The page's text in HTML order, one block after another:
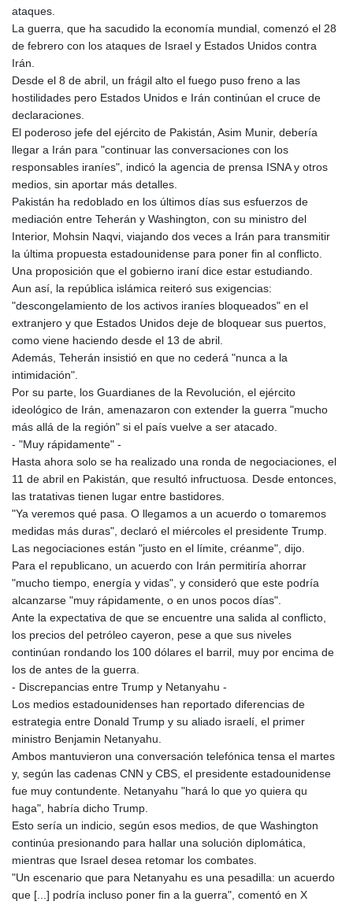
ataques.
La guerra, que ha sacudido la economía mundial, comenzó el 28
de febrero con los ataques de Israel y Estados Unidos contra
Irán.
Desde el 8 de abril, un frágil alto el fuego puso freno a las
hostilidades pero Estados Unidos e Irán continúan el cruce de
declaraciones.
El poderoso jefe del ejército de Pakistán, Asim Munir, debería
llegar a Irán para "continuar las conversaciones con los
responsables iraníes", indicó la agencia de prensa ISNA y otros
medios, sin aportar más detalles.
Pakistán ha redoblado en los últimos días sus esfuerzos de
mediación entre Teherán y Washington, con su ministro del
Interior, Mohsin Naqvi, viajando dos veces a Irán para transmitir
la última propuesta estadounidense para poner fin al conflicto.
Una proposición que el gobierno iraní dice estar estudiando.
Aun así, la república islámica reiteró sus exigencias:
"descongelamiento de los activos iraníes bloqueados" en el
extranjero y que Estados Unidos deje de bloquear sus puertos,
como viene haciendo desde el 13 de abril.
Además, Teherán insistió en que no cederá "nunca a la
intimidación".
Por su parte, los Guardianes de la Revolución, el ejército
ideológico de Irán, amenazaron con extender la guerra "mucho
más allá de la región" si el país vuelve a ser atacado.
- "Muy rápidamente" -
Hasta ahora solo se ha realizado una ronda de negociaciones, el
11 de abril en Pakistán, que resultó infructuosa. Desde entonces,
las tratativas tienen lugar entre bastidores.
"Ya veremos qué pasa. O llegamos a un acuerdo o tomaremos
medidas más duras", declaró el miércoles el presidente Trump.
Las negociaciones están "justo en el límite, créanme", dijo.
Para el republicano, un acuerdo con Irán permitiría ahorrar
"mucho tiempo, energía y vidas", y consideró que este podría
alcanzarse "muy rápidamente, o en unos pocos días".
Ante la expectativa de que se encuentre una salida al conflicto,
los precios del petróleo cayeron, pese a que sus niveles
continúan rondando los 100 dólares el barril, muy por encima de
los de antes de la guerra.
- Discrepancias entre Trump y Netanyahu -
Los medios estadounidenses han reportado diferencias de
estrategia entre Donald Trump y su aliado israelí, el primer
ministro Benjamin Netanyahu.
Ambos mantuvieron una conversación telefónica tensa el martes
y, según las cadenas CNN y CBS, el presidente estadounidense
fue muy contundente. Netanyahu "hará lo que yo quiera qu
haga", habría dicho Trump.
Esto sería un indicio, según esos medios, de que Washington
continúa presionando para hallar una solución diplomática,
mientras que Israel desea retomar los combates.
"Un escenario que para Netanyahu es una pesadilla: un acuerdo
que [...] podría incluso poner fin a la guerra", comentó en X